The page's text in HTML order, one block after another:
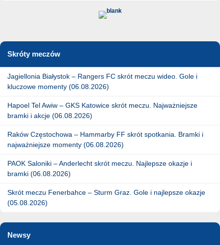
Skróty meczów
Jagiellonia Białystok – Rangers FC skrót meczu wideo. Gole i
kluczowe momenty (06.08.2026)
Hapoel Tel Awiw – GKS Katowice skrót meczu. Najważniejsze
bramki i akcje (06.08.2026)
Raków Częstochowa – Hammarby FF skrót spotkania. Bramki i
najważniejsze momenty (06.08.2026)
PAOK Saloniki – Anderlecht skrót meczu. Najlepsze okazje i
bramki (06.08.2026)
Skrót meczu Fenerbahce – Sturm Graz. Gole i najlepsze okazje
(05.08.2026)
Newsy